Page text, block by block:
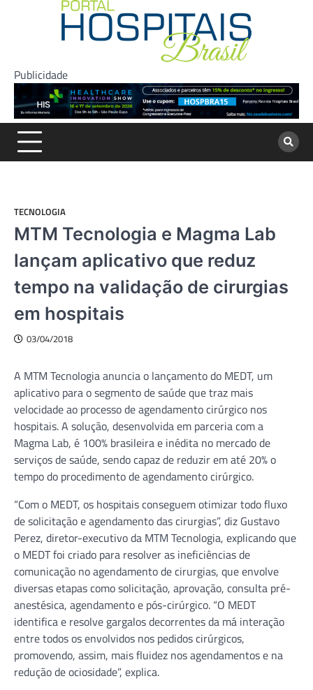
Publicidade
TECNOLOGIA
MTM Tecnologia e Magma Lab
lançam aplicativo que reduz
tempo na validação de cirurgias
em hospitais
03/04/2018
A MTM Tecnologia anuncia o lançamento do MEDT, um
aplicativo para o segmento de saúde que traz mais
velocidade ao processo de agendamento cirúrgico nos
hospitais. A solução, desenvolvida em parceria com a
Magma Lab, é 100% brasileira e inédita no mercado de
serviços de saúde, sendo capaz de reduzir em até 20% o
tempo do procedimento de agendamento cirúrgico.
“Com o MEDT, os hospitais conseguem otimizar todo fluxo
de solicitação e agendamento das cirurgias”, diz Gustavo
Perez, diretor-executivo da MTM Tecnologia, explicando que
o MEDT foi criado para resolver as ineficiências de
comunicação no agendamento de cirurgias, que envolve
diversas etapas como solicitação, aprovação, consulta pré-
anestésica, agendamento e pós-cirúrgico. “O MEDT
identifica e resolve gargalos decorrentes da má interação
entre todos os envolvidos nos pedidos cirúrgicos,
promovendo, assim, mais fluidez nos agendamentos e na
redução de ociosidade”, explica.